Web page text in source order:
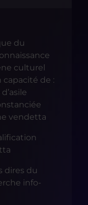
du
culturel
de :
vendetta
dires du
info-